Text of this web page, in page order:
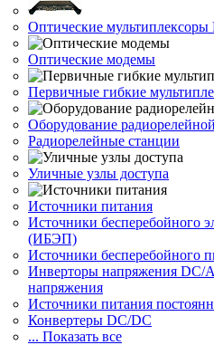
Оптические мультиплексоры
Оптические модемы
Первичные гибкие
Оборудование
Радиорелейные станции
Уличные узлы доступа
Источники питания
Источники бесперебойного
(ИБЭП)
Источники бесперебойного
Инверторы напряжения DC/
напряжения
Источники питания
Конвертеры DC/DC
... Показать все